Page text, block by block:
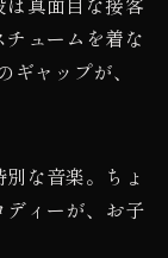
ュームを着な
ャップが、
な音楽。ちょ
ディーが、お子